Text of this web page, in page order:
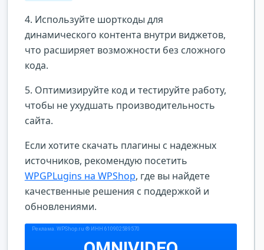
4. Используйте шорткоды для
динамического контента внутри виджетов,
что расширяет возможности без сложного
кода.
5. Оптимизируйте код и тестируйте работу,
чтобы не ухудшать производительность
сайта.
Если хотите скачать плагины с надежных
источников, рекомендую посетить
WPGPLugins на WPShop, где вы найдете
качественные решения с поддержкой и
обновлениями.